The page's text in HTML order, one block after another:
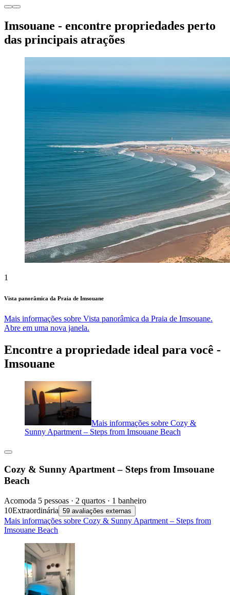
Imsouane - encontre propriedades perto
das principais atrações
1
Vista panorâmica da Praia de Imsouane
Mais informações sobre Vista panorâmica da Praia de Imsouane.
Abre em uma nova janela.
Encontre a propriedade ideal para você -
Imsouane
Mais informações sobre Cozy &
Sunny Apartment – Steps from Imsouane Beach
Cozy & Sunny Apartment – Steps from Imsouane
Beach
Acomoda 5 pessoas · 2 quartos · 1 banheiro
10Extraordinária 59 avaliações externas
Mais informações sobre Cozy & Sunny Apartment – Steps from
Imsouane Beach